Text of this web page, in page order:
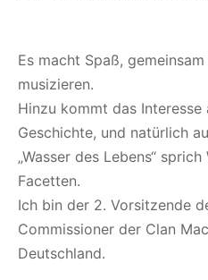
Es macht Spaß,
musizieren.
Hinzu kommt das
Geschichte, und natürlich
„Wasser des Lebens“
Facetten.
Ich bin der 2. Vorsitzende
Commissioner der Clan
Deutschland.